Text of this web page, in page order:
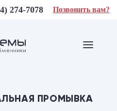
274-7078 Позвонить вам?
ПРОМЫВКА